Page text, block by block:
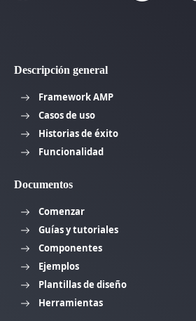
Descripción general
Framework AMP
Casos de uso
Historias de éxito
Funcionalidad
Documentos
Comenzar
Guías y tutoriales
Componentes
Ejemplos
Plantillas de diseño
Herramientas